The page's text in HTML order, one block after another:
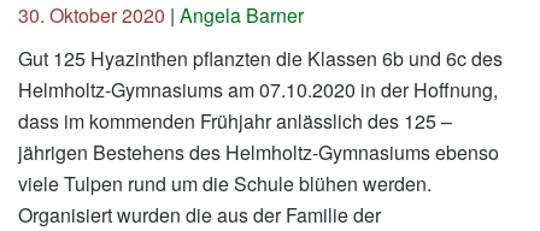
30. Oktober 2020 | Angela Barner
Gut 125 Hyazinthen pflanzten die Klassen 6b und 6c des
Helmholtz-Gymnasiums am 07.10.2020 in der Hoffnung,
dass im kommenden Frühjahr anlässlich des 125 –
jährigen Bestehens des Helmholtz-Gymnasiums ebenso
viele Tulpen rund um die Schule blühen werden.
Organisiert wurden die aus der Familie der